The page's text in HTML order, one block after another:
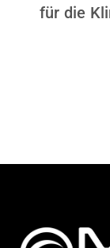
für die